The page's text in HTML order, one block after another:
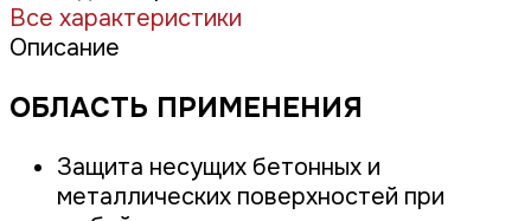
Все характеристики
Описание
ОБЛАСТЬ ПРИМЕНЕНИЯ
Защита несущих бетонных и
металлических поверхностей при